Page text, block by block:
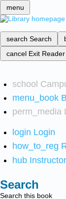
menu
search Search
cancel Exit
school
menu_book
perm_media
login Login
how_to_reg
hub
Search
Search this book